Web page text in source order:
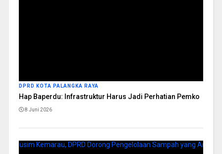
DPRD KOTA PALANGKA RAYA
Hap Baperdu: Infrastruktur Harus Jadi Perhatian Pemko
8 Juni 2026